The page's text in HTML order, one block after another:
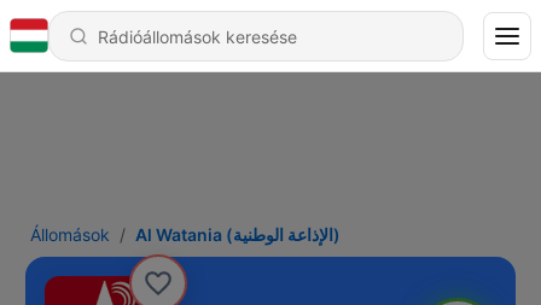
Állomások Al Watania (الإذاعة الوطنية)